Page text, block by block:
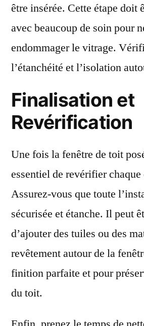
être insérée. Cette étape doit
avec beaucoup de soin pour
endommager le vitrage.
l’étanchéité et l’isolation
Finalisation et
Revérification
Une fois la fenêtre de toit
essentiel de revérifier chaque
Assurez-vous que toute
sécurisée et étanche. Il peut
d’ajouter des tuiles ou des
revêtement autour de la
finition parfaite et pour
du toit.